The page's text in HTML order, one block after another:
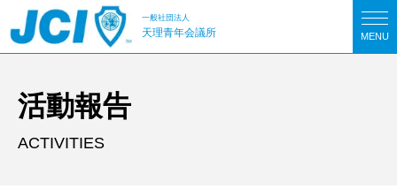
MENU
一般社団法人
天理青年会議所
活動報告
ACTIVITIES